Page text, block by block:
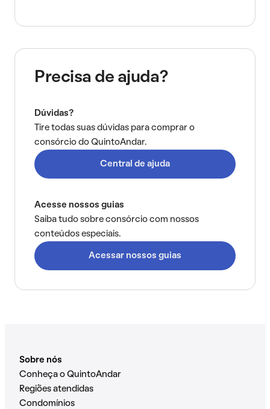
Precisa de ajuda?
Dúvidas?
Tire todas suas dúvidas para comprar o
consórcio do QuintoAndar.
Central de ajuda
Acesse nossos guias
Saiba tudo sobre consórcio com nossos
conteúdos especiais.
Acessar nossos guias
Sobre nós
Conheça o QuintoAndar
Regiões atendidas
Condomínios